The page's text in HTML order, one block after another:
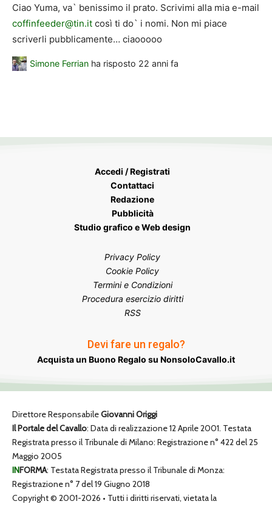
Ciao Yuma, va` benissimo il prato. Scrivimi alla mia e-mail
coffinfeeder@tin.it così ti do` i nomi. Non mi piace
scriverli pubblicamente… ciaooooo
Simone Ferrian ha risposto 22 anni fa
Accedi / Registrati
Contattaci
Redazione
Pubblicità
Studio grafico e Web design
Privacy Policy
Cookie Policy
Termini e Condizioni
Procedura esercizio diritti
RSS
Devi fare un regalo?
Acquista un Buono Regalo su NonsoloCavallo.it
Direttore ResponsabileGiovanni Origgi
Il Portale del Cavallo: Data di realizzazione 12 Aprile 2001. Testata
Registrata presso il Tribunale di Milano: Registrazione n° 422 del 25
Maggio 2005
INFORMA: Testata Registrata presso il Tribunale di Monza:
Registrazione n° 7 del 19 Giugno 2018
Copyright © 2001-2026 • Tutti i diritti riservati, vietata la